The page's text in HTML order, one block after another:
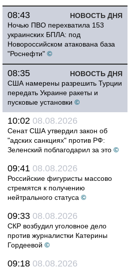
НОВОСТЬ ДНЯ
08:43
Ночью ПВО перехватила 153
украинских БПЛА: под
Новороссийском атакована база
"Роснефти" ©
НОВОСТЬ ДНЯ
08:35
США намерены разрешить Турции
передать Украине ракеты и
пусковые установки ©
10:02 08.08.2026
Сенат США утвердил закон об
"адских санкциях" против РФ:
Зеленский поблагодарил за это ©
09:41 08.08.2026
Российские фигуристы массово
стремятся к получению
нейтрального статуса ©
09:33 08.08.2026
СКР возбудил уголовное дело
против журналистки Катерины
Гордеевой ©
09:18 08.08.2026